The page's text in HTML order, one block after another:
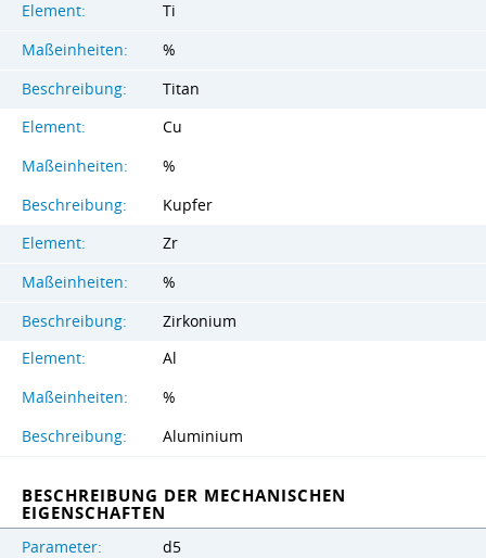
Element:
Ti
Maßeinheiten:
%
Beschreibung:
Titan
Element:
Cu
Maßeinheiten:
%
Beschreibung:
Kupfer
Element:
Zr
Maßeinheiten:
%
Beschreibung:
Zirkonium
Element:
Al
Maßeinheiten:
%
Beschreibung:
Aluminium
BESCHREIBUNG DER MECHANISCHEN
EIGENSCHAFTEN
Parameter: d5